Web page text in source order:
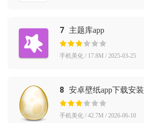
7 主题库app
手机美化 / 17.8M / 2025-03-25
8 安卓壁纸app下载安装
手机美化 / 42.7M / 2026-06-10